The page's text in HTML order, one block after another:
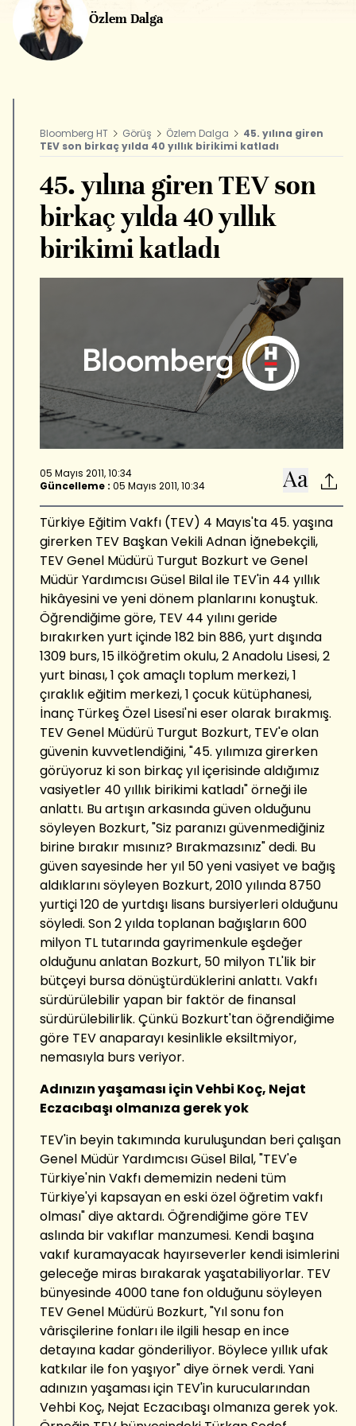
Özlem Dalga
Bloomberg HT Görüş Özlem Dalga
45. yılına giren
TEV son birkaç yılda 40 yıllık birikimi katladı
45. yılına giren TEV son
birkaç yılda 40 yıllık
birikimi katladı
05 Mayıs 2011, 10:34
Güncelleme : 05 Mayıs 2011, 10:34
Türkiye Eğitim Vakfı (TEV) 4 Mayıs'ta 45. yaşına
girerken TEV Başkan Vekili Adnan İğnebekçili,
TEV Genel Müdürü Turgut Bozkurt ve Genel
Müdür Yardımcısı Güsel Bilal ile TEV'in 44 yıllık
hikâyesini ve yeni dönem planlarını konuştuk.
Öğrendiğime göre, TEV 44 yılını geride
bırakırken yurt içinde 182 bin 886, yurt dışında
1309 burs, 15 ilköğretim okulu, 2 Anadolu Lisesi, 2
yurt binası, 1 çok amaçlı toplum merkezi, 1
çıraklık eğitim merkezi, 1 çocuk kütüphanesi,
İnanç Türkeş Özel Lisesi'ni eser olarak bırakmış.
TEV Genel Müdürü Turgut Bozkurt, TEV'e olan
güvenin kuvvetlendiğini, "45. yılımıza girerken
görüyoruz ki son birkaç yıl içerisinde aldığımız
vasiyetler 40 yıllık birikimi katladı" örneği ile
anlattı. Bu artışın arkasında güven olduğunu
söyleyen Bozkurt, "Siz paranızı güvenmediğiniz
birine bırakır mısınız? Bırakmazsınız" dedi. Bu
güven sayesinde her yıl 50 yeni vasiyet ve bağış
aldıklarını söyleyen Bozkurt, 2010 yılında 8750
yurtiçi 120 de yurtdışı lisans bursiyerleri olduğunu
söyledi. Son 2 yılda toplanan bağışların 600
milyon TL tutarında gayrimenkule eşdeğer
olduğunu anlatan Bozkurt, 50 milyon TL'lik bir
bütçeyi bursa dönüştürdüklerini anlattı. Vakfı
sürdürülebilir yapan bir faktör de finansal
sürdürülebilirlik. Çünkü Bozkurt'tan öğrendiğime
göre TEV anaparayı kesinlikle eksiltmiyor,
nemasıyla burs veriyor.
Adınızın yaşaması için Vehbi Koç, Nejat
Eczacıbaşı olmanıza gerek yok
TEV'in beyin takımında kuruluşundan beri çalışan
Genel Müdür Yardımcısı Güsel Bilal, "TEV'e
Türkiye'nin Vakfı dememizin nedeni tüm
Türkiye'yi kapsayan en eski özel öğretim vakfı
olması" diye aktardı. Öğrendiğime göre TEV
aslında bir vakıflar manzumesi. Kendi başına
vakıf kuramayacak hayırseverler kendi isimlerini
geleceğe miras bırakarak yaşatabiliyorlar. TEV
bünyesinde 4000 tane fon olduğunu söyleyen
TEV Genel Müdürü Bozkurt, "Yıl sonu fon
vârisçilerine fonları ile ilgili hesap en ince
detayına kadar gönderiliyor. Böylece yıllık ufak
katkılar ile fon yaşıyor" diye örnek verdi. Yani
adınızın yaşaması için TEV'in kurucularından
Vehbi Koç, Nejat Eczacıbaşı olmanıza gerek yok.